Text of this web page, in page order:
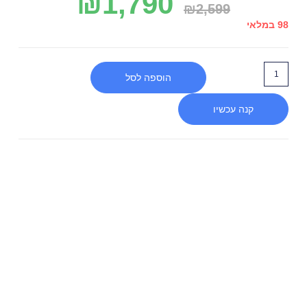
₪2,599
98 במלאי
הוספה לסל
קנה עכשיו